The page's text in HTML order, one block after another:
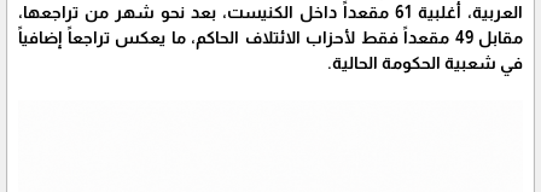
العربية، أغلبية 61 مقعداً داخل الكنيست، بعد نحو شهر من تراجعها،
مقابل 49 مقعداً فقط لأحزاب الائتلاف الحاكم، ما يعكس تراجعاً إضافياً
في شعبية الحكومة الحالية.